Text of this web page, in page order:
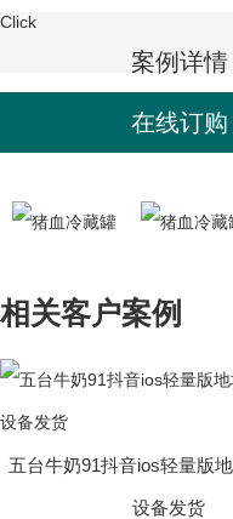
Click
案例详情
在线订购
相关客户案例
五台牛奶91抖音ios轻量版
设备发货